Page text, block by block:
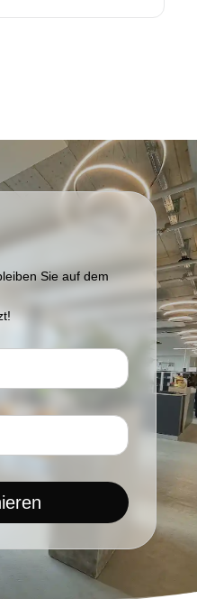
Sie auf dem